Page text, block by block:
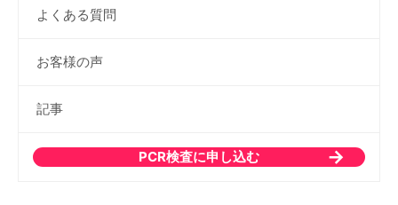
よくある質問
お客様の声
記事
PCR検査に申し込む